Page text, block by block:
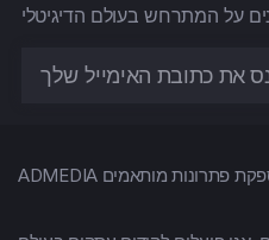
ADMEDIA היא סוכנות שיווק דיגיטלית המספקת פתרונות מותאמים